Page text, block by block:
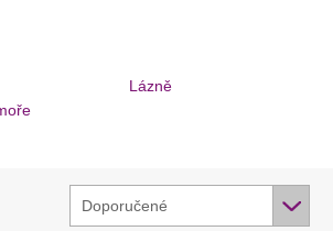
Lázně
Doporučené